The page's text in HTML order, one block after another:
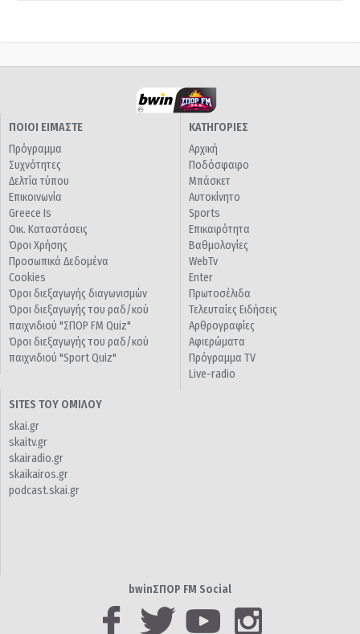
ΠΟΙΟΙ ΕΙΜΑΣΤΕ
Πρόγραμμα
Συχνότητες
Δελτία τύπου
Επικοινωνία
Greece Is
Οικ. Καταστάσεις
Όροι Χρήσης
Προσωπικά Δεδομένα
Cookies
Όροι διεξαγωγής διαγωνισμών
Όροι διεξαγωγής του ραδ/κού
παιχνιδιού "ΣΠΟΡ FM Quiz"
Όροι διεξαγωγής του ραδ/κού
παιχνιδιού "Sport Quiz"
ΚΑΤΗΓΟΡΙΕΣ
Αρχική
Ποδόσφαιρο
Μπάσκετ
Αυτοκίνητο
Sports
Επικαιρότητα
Βαθμολογίες
WebTv
Enter
Πρωτοσέλιδα
Τελευταίες Ειδήσεις
Αρθρογραφίες
Αφιερώματα
Πρόγραμμα TV
Live-radio
SITES ΤΟΥ ΟΜΙΛΟΥ
skai.gr
skaitv.gr
skairadio.gr
skaikairos.gr
podcast.skai.gr
bwinΣΠΟΡ FM Social